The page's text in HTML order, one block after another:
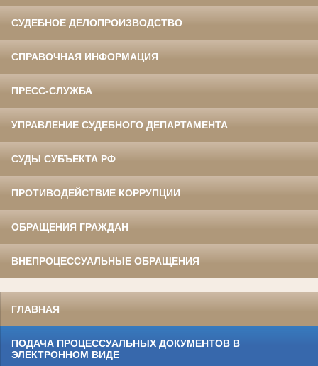
СУДЕБНОЕ ДЕЛОПРОИЗВОДСТВО
СПРАВОЧНАЯ ИНФОРМАЦИЯ
ПРЕСС-СЛУЖБА
УПРАВЛЕНИЕ СУДЕБНОГО ДЕПАРТАМЕНТА
СУДЫ СУБЪЕКТА РФ
ПРОТИВОДЕЙСТВИЕ КОРРУПЦИИ
ОБРАЩЕНИЯ ГРАЖДАН
ВНЕПРОЦЕССУАЛЬНЫЕ ОБРАЩЕНИЯ
ГЛАВНАЯ
ПОДАЧА ПРОЦЕССУАЛЬНЫХ ДОКУМЕНТОВ В
ЭЛЕКТРОННОМ ВИДЕ